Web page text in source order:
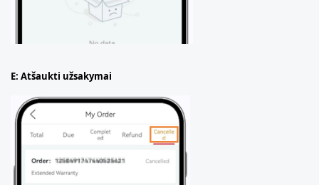
E: Atšaukti užsakymai